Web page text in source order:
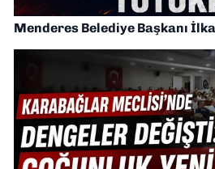
Menderes Belediye Başkanı